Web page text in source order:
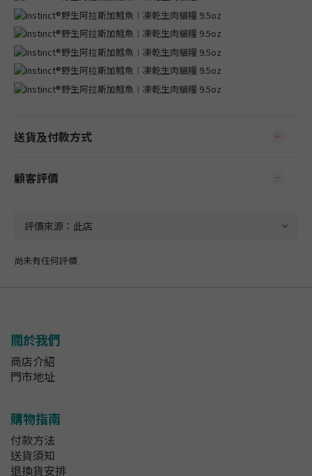
送貨及付款方式
顧客評價
尚未有任何評價
關於我們
商店介紹
門市地址
購物指南
付款方法
送貨須知
退換貨安排